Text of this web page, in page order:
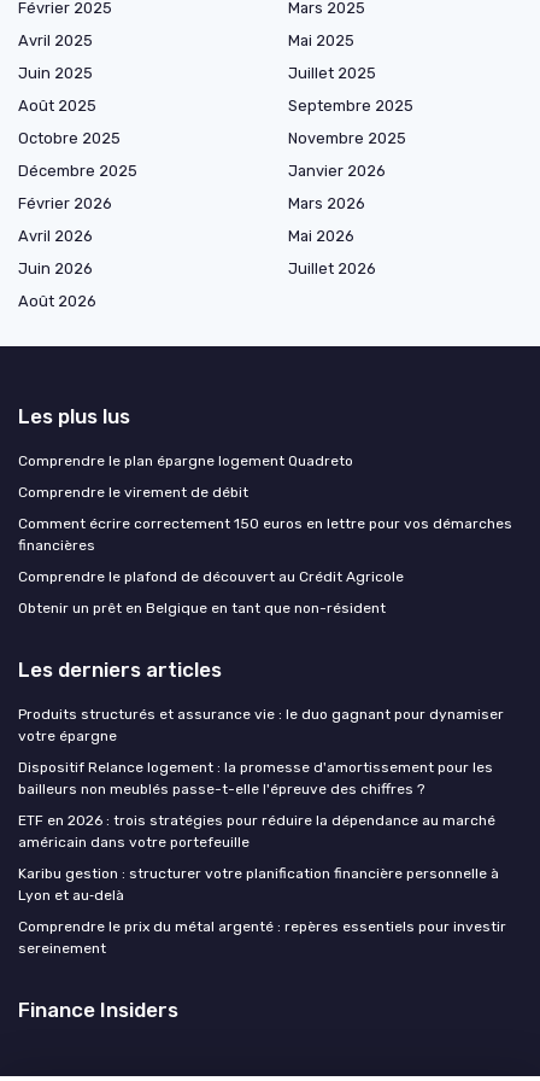
Février 2025
Mars 2025
Avril 2025
Mai 2025
Juin 2025
Juillet 2025
Août 2025
Septembre 2025
Octobre 2025
Novembre 2025
Décembre 2025
Janvier 2026
Février 2026
Mars 2026
Avril 2026
Mai 2026
Juin 2026
Juillet 2026
Août 2026
Les plus lus
Comprendre le plan épargne logement Quadreto
Comprendre le virement de débit
Comment écrire correctement 150 euros en lettre pour vos démarches
financières
Comprendre le plafond de découvert au Crédit Agricole
Obtenir un prêt en Belgique en tant que non-résident
Les derniers articles
Produits structurés et assurance vie : le duo gagnant pour dynamiser
votre épargne
Dispositif Relance logement : la promesse d'amortissement pour les
bailleurs non meublés passe-t-elle l'épreuve des chiffres ?
ETF en 2026 : trois stratégies pour réduire la dépendance au marché
américain dans votre portefeuille
Karibu gestion : structurer votre planification financière personnelle à
Lyon et au‑delà
Comprendre le prix du métal argenté : repères essentiels pour investir
sereinement
Finance Insiders